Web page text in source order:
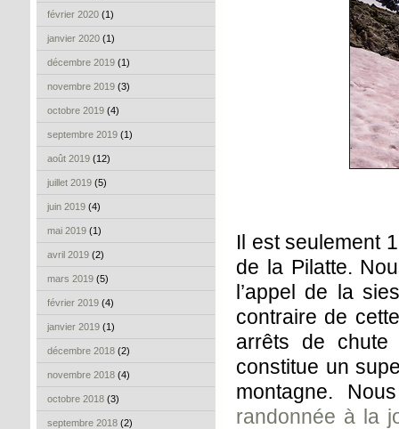
février 2020 (1)
janvier 2020 (1)
décembre 2019 (1)
novembre 2019 (3)
octobre 2019 (4)
septembre 2019 (1)
août 2019 (12)
juillet 2019 (5)
juin 2019 (4)
mai 2019 (1)
avril 2019 (2)
mars 2019 (5)
février 2019 (4)
janvier 2019 (1)
décembre 2018 (2)
novembre 2018 (4)
octobre 2018 (3)
septembre 2018 (2)
Il est seulement
de la Pilatte.
l’appel de la
contraire de
arrêts de
constitue un
montagne.
randonnée à la